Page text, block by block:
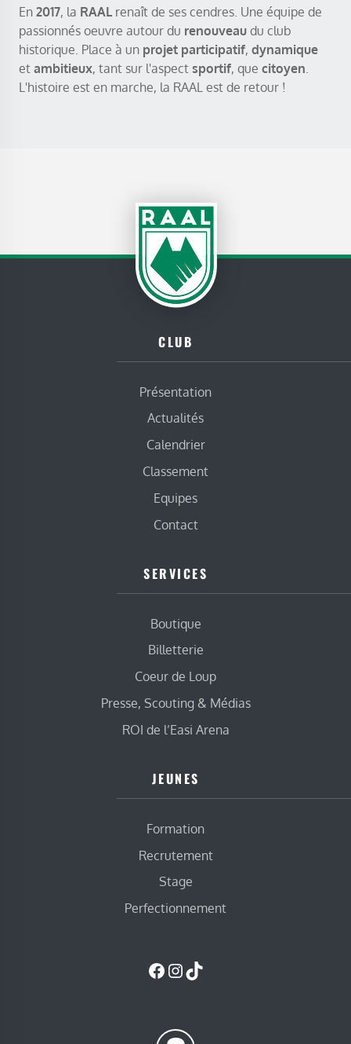
En 2017, la RAALrenaît de ses cendres. Une équipe de
passionnés oeuvre autour du renouveaudu club
historique. Place à un projet participatif, dynamique
et ambitieux, tant sur l'aspect sportif, que citoyen.
L'histoire est en marche, la RAAL est de retour !
CLUB
Présentation
Actualités
Calendrier
Classement
Equipes
Contact
SERVICES
Boutique
Billetterie
Coeur de Loup
Presse, Scouting & Médias
ROI de l’Easi Arena
JEUNES
Formation
Recrutement
Stage
Perfectionnement
Facebook
Instagram
TikTok